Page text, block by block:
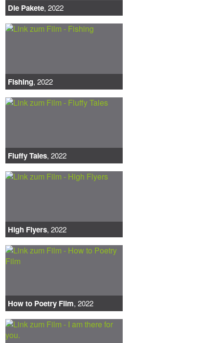
Die Pakete, 2022
Fishing, 2022
Fluffy Tales, 2022
High Flyers, 2022
How to Poetry Film, 2022